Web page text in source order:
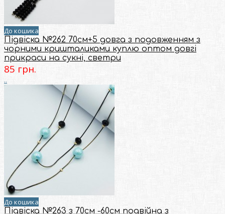
До кошика
Підвіска №262 70см+5 довга з подовженням з
чорними кришталиками куплю оптом довгі
прикраси на сукні, светри
85 грн.
..
До кошика
Підвіска №263 з 70см -60см подвійна з